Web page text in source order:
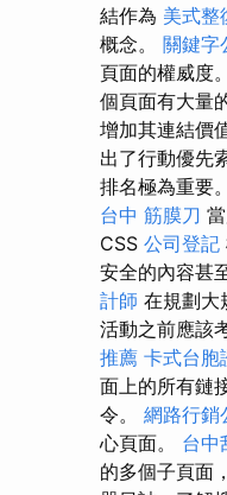
結作為 美式整
概念。 關鍵字
頁面的權威度。
個頁面有大量
增加其連結價
出了行動優先
排名極為重要
台中 筋膜刀
CSS 公司登記
安全的內容甚
計師 在規劃大
活動之前應該
推薦 卡式台胞
面上的所有鏈
令。 網路行銷
心頁面。 台中
的多個子頁面